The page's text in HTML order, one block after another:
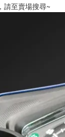
請至賣場搜尋~